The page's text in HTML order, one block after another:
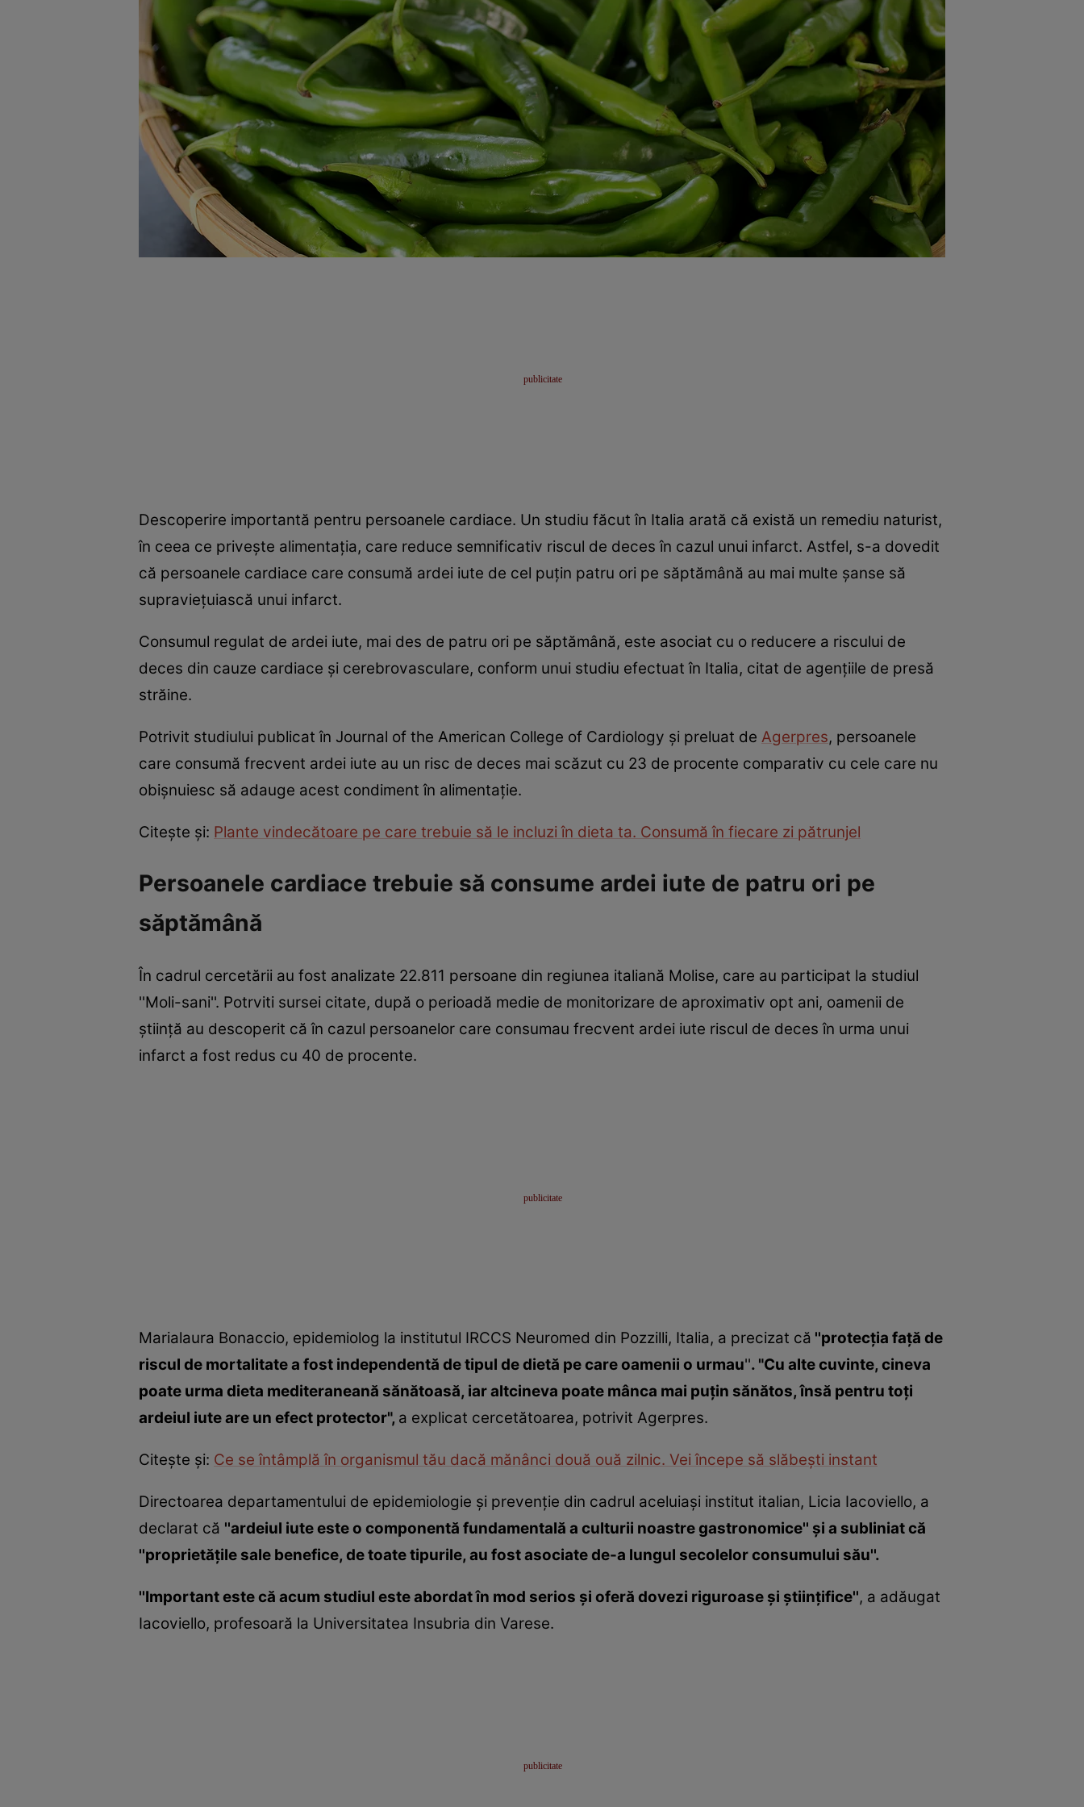
Descoperire importantă pentru persoanele cardiace. Un studiu făcut în Italia arată că există un remediu naturist,
în ceea ce priveşte alimentaţia, care reduce semnificativ riscul de deces în cazul unui infarct. Astfel, s-a dovedit
că persoanele cardiace care consumă ardei iute de cel puţin patru ori pe săptămână au mai multe şanse să
supravieţuiască unui infarct.
Consumul regulat de ardei iute, mai des de patru ori pe săptămână, este asociat cu o reducere a riscului de
deces din cauze cardiace şi cerebrovasculare, conform unui studiu efectuat în Italia, citat de agenţiile de presă
străine.
Potrivit studiului publicat în Journal of the American College of Cardiology şi preluat de Agerpres, persoanele
care consumă frecvent ardei iute au un risc de deces mai scăzut cu 23 de procente comparativ cu cele care nu
obişnuiesc să adauge acest condiment în alimentaţie.
Citeşte şi: Plante vindecătoare pe care trebuie să le incluzi în dieta ta. Consumă în fiecare zi pătrunjel
Persoanele cardiace trebuie să consume ardei iute de patru ori pe
săptămână
În cadrul cercetării au fost analizate 22.811 persoane din regiunea italiană Molise, care au participat la studiul
''Moli-sani''. Potrviti sursei citate, după o perioadă medie de monitorizare de aproximativ opt ani, oamenii de
ştiinţă au descoperit că în cazul persoanelor care consumau frecvent ardei iute riscul de deces în urma unui
infarct a fost redus cu 40 de procente.
Marialaura Bonaccio, epidemiolog la institutul IRCCS Neuromed din Pozzilli, Italia, a precizat că ''protecţia faţă de
riscul de mortalitate a fost independentă de tipul de dietă pe care oamenii o urmau''. "Cu alte cuvinte, cineva
poate urma dieta mediteraneană sănătoasă, iar altcineva poate mânca mai puţin sănătos, însă pentru toţi
ardeiul iute are un efect protector", a explicat cercetătoarea, potrivit Agerpres.
Citeşte şi: Ce se întâmplă în organismul tău dacă mănânci două ouă zilnic. Vei începe să slăbeşti instant
Directoarea departamentului de epidemiologie şi prevenţie din cadrul aceluiaşi institut italian, Licia Iacoviello, a
declarat că ''ardeiul iute este o componentă fundamentală a culturii noastre gastronomice'' şi a subliniat că
''proprietăţile sale benefice, de toate tipurile, au fost asociate de-a lungul secolelor consumului său''.
''Important este că acum studiul este abordat în mod serios şi oferă dovezi riguroase şi ştiinţifice'', a adăugat
Iacoviello, profesoară la Universitatea Insubria din Varese.